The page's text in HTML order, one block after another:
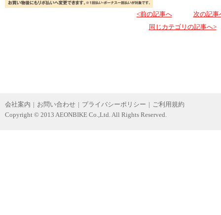
<前の記事へ
次の記事
同じカテゴリの記事へ>
会社案内 | お問い合わせ | プライバシーポリシー | ご利用規約
Copyright © 2013 AEONBIKE Co.,Ltd. All Rights Reserved.